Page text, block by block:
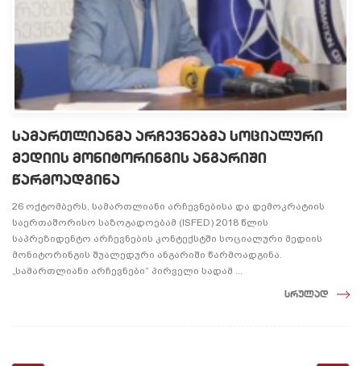
სამართლიანმა არჩევნებმა სოციალური
მედიის მონიტორინგის ანგარიში
წარმოადგინა
26 ოქტომბერს, სამართლიანი არჩევნებისა და დემოკრატიის
საერთაშორისო საზოგადოებამ (ISFED) 2018 წლის
საპრეზიდენტო არჩევნების კონტექსტში სოციალური მედიის
მონიტორინგის შუალედური ანგარიში წარმოადგინა.
„სამართლიანი არჩევნები“ პირველი სადამ ...
სრულად